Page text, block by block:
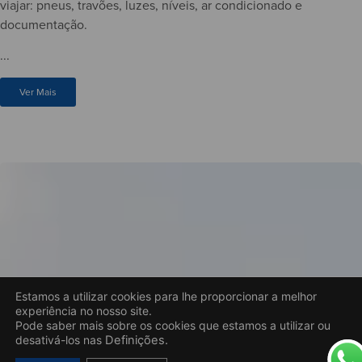
viajar: pneus, travões, luzes, níveis, ar condicionado e
documentação.
...
Ver Mais
Estamos a utilizar cookies para lhe proporcionar a melhor
experiência no nosso site.
Pode saber mais sobre os cookies que estamos a utilizar ou
desativá-los nas Definições.